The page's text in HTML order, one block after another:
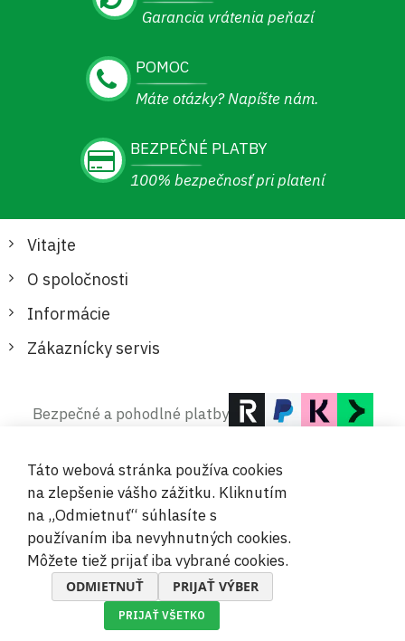
Garancia vrátenia peňazí
POMOC
Máte otázky? Napíšte nám.
BEZPEČNÉ PLATBY
100% bezpečnosť pri platení
Vitajte
O spoločnosti
Informácie
Zákaznícky servis
Bezpečné a pohodlné platby
© 2019-2026 Megamix s.r.o.
Táto webová stránka používa cookies
na zlepšenie vášho zážitku. Kliknutím
na „Odmietnuť“ súhlasíte s
používaním iba nevyhnutných cookies.
Môžete tiež prijať iba vybrané cookies.
ODMIETNUŤ PRIJAŤ VÝBER
PRIJAŤ VŠETKO